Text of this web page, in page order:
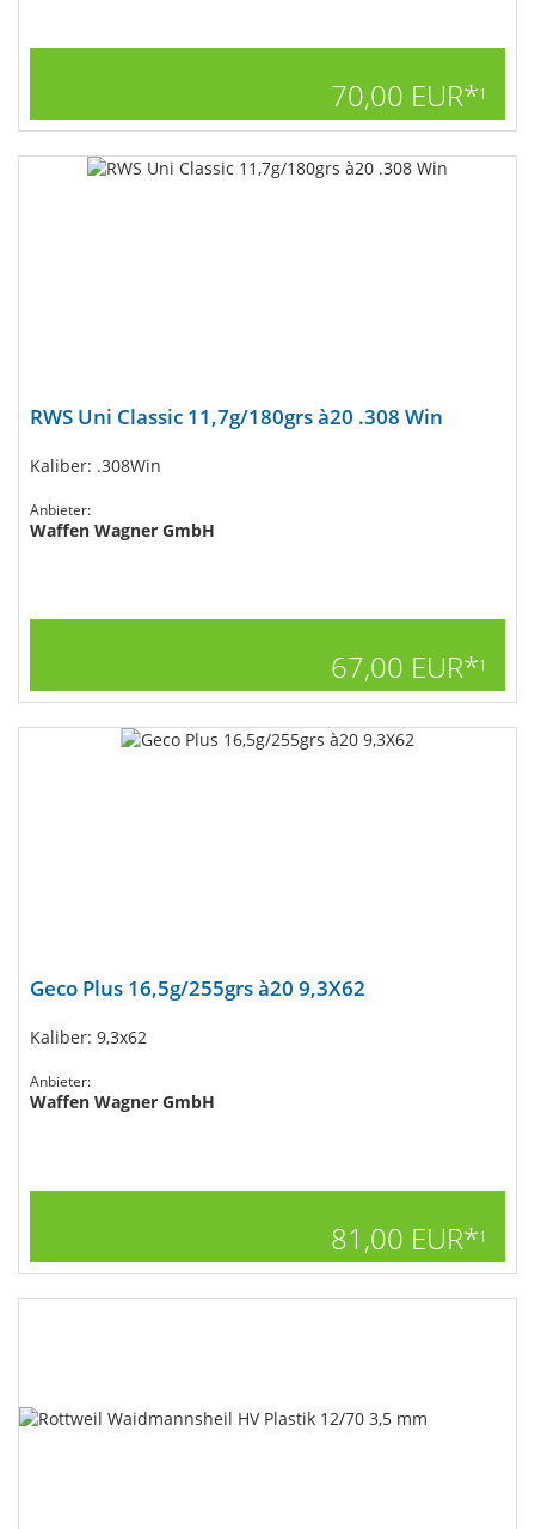
70,00 EUR*1
RWS Uni Classic 11,7g/180grs à20 .308 Win
Kaliber: .308Win
Anbieter:
Waffen Wagner GmbH
67,00 EUR*1
Geco Plus 16,5g/255grs à20 9,3X62
Kaliber: 9,3x62
Anbieter:
Waffen Wagner GmbH
81,00 EUR*1